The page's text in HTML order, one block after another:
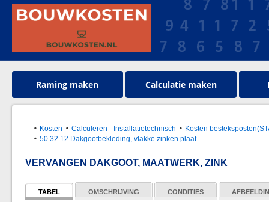
Raming maken Calculatie maken
Kosten Calculeren - Installatietechnisch
Kosten
50.32.12 Dakgootbekleding, vlakke zinken plaat
VERVANGEN DAKGOOT, MAATWERK, ZINK
TABEL OMSCHRIJVING CONDITIES